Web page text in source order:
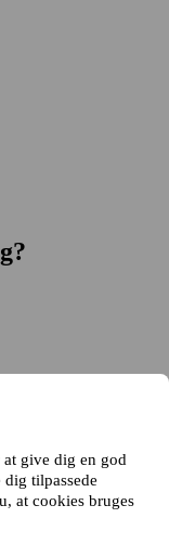
give dig en god
tilpassede
at cookies bruges
af